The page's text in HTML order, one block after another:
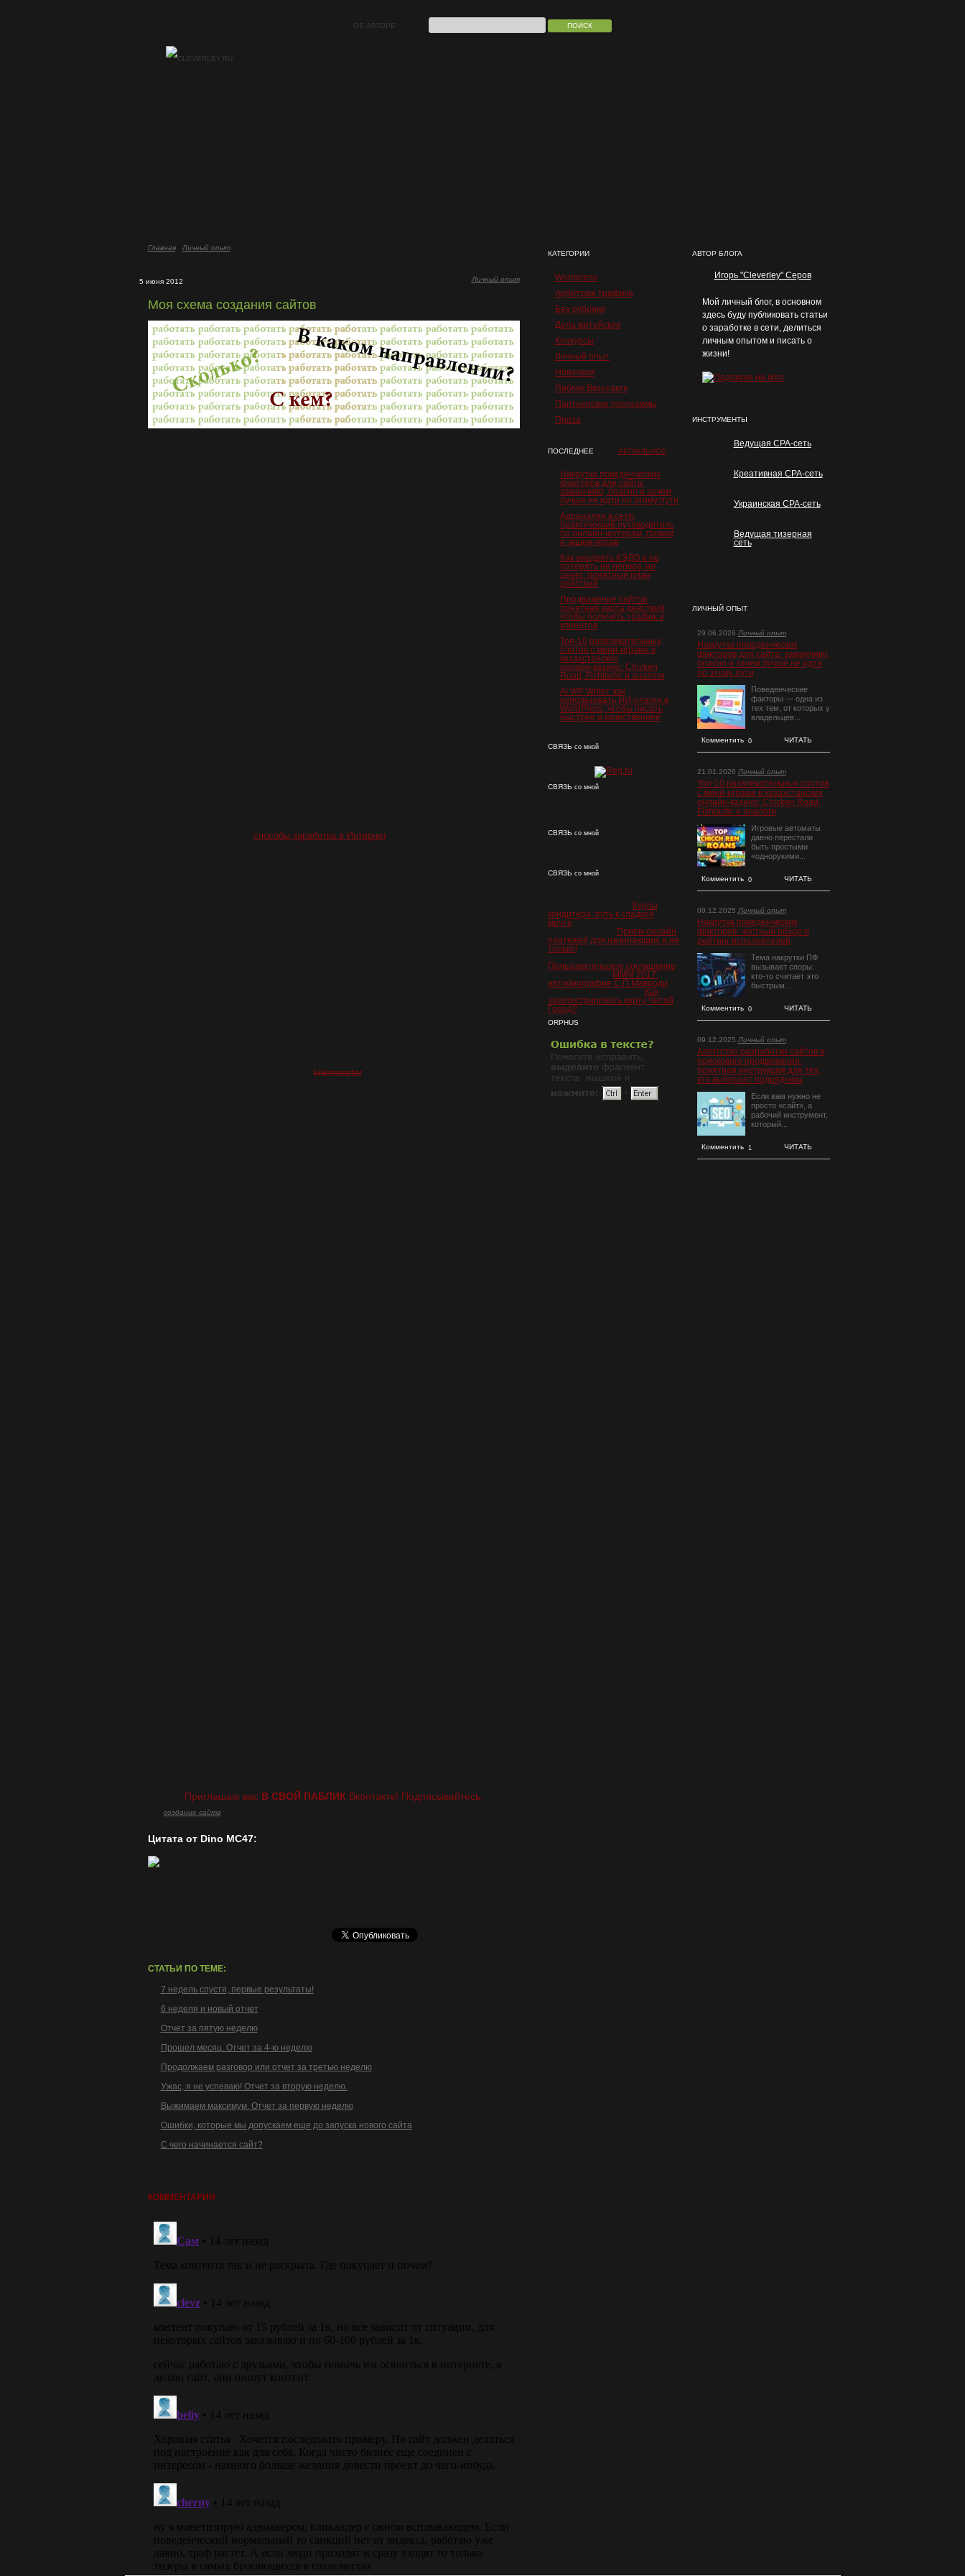
ОБ АВТОРЕ
Главная/ Личный опыт/ Моя схема создания сайтов
5 июня 2012 Личный опыт
Моя схема создания сайтов
способы заработка в Интернет, то картина становиться
контекст, платные архивы (ссылки —linkmonster) или же сайт под партнерку вроде
Приглашаю вас В СВОЙ ПАБЛИК Вконтакте! Подписывайтесь.
создание сайта
Цитата от Dino MC47:
СТАТЬИ ПО ТЕМЕ:
7 недель спустя, первые результаты!
6 неделя и новый отчет
Отчет за пятую неделю
Прошел месяц. Отчет за 4-ю неделю
Продолжаем разговор или отчет за третью неделю
Ужас, я не успеваю! Отчет за вторую неделю.
Выжимаем максимум. Отчет за первую неделю
Ошибки, которые мы допускаем еще до запуска нового сайта
С чего начинается сайт?
КОММЕНТАРИИ
КАТЕГОРИИ
Wordpress
Арбитраж трафика
Без рубрики
Дела житейские
Конкурсы
Личный опыт
Новичкам
Паблик Вконтакте
Партнерские программы
Проза
ПОСЛЕДНЕЕ АКТУАЛЬНОЕ
Накрутка поведенческих
факторов для сайта:
заманчиво, опасно и зачем
лучше не идти по этому пути
Адреналин в сети:
практический путеводитель
по онлайн-шутерам, гонкам
и экшен-играм
Как внедрить КЭДО и не
потерять ни нервов, ни
денег: понятный план
действий
Продвижение сайтов:
понятная карта действий,
чтобы получить трафик и
клиентов
Топ‑10 развлекательных
слотов с мини‑играми в
казахстанских
онлайн‑казино: Chicken
Road, Fishtastic и аналоги
AI WP Writer: как
использовать ИИ-плагин в
WordPress, чтобы писать
быстрее и качественнее
СВЯЗЬ со мной
СВЯЗЬ со мной
СВЯЗЬ со мной
СВЯЗЬ со мной
Курсы
кондитера: путь к сладкой
мечте
Прием онлайн
платежей для начинающих и не
только!
Пользовательское соглашение
МММ 2017:
автобиография С.П.Мавроди
Как
зарегистрировать карту Читай
Город?
ORPHUS
АВТОР БЛОГА
Игорь "Cleverley" Серов
Мой личный блог, в основном
здесь буду публиковать статьи
о заработке в сети, делиться
личным опытом и писать о
жизни!
ИНСТРУМЕНТЫ
Ведущая CPA-сеть
Креативная CPA-сеть
Украинская CPA-сеть
Ведущая тизерная
сеть
ЛИЧНЫЙ ОПЫТ
29.06.2026 Личный опыт
Накрутка поведенческих
факторов для сайта: заманчиво,
опасно и зачем лучше не идти
по этому пути
Поведенческие
факторы — одна из
тех тем, от которых у
владельцев...
ЧИТАТЬ
Комментить 0
21.01.2026 Личный опыт
Топ‑10 развлекательных слотов
с мини‑играми в казахстанских
онлайн‑казино: Chicken Road,
Fishtastic и аналоги
Игровые автоматы
давно перестали
быть простыми
«однорукими...
ЧИТАТЬ
Комментить 0
09.12.2025 Личный опыт
Накрутка поведенческих
факторов: честный обзор и
рейтинг исполнителей
Тема накрутки ПФ
вызывает споры:
кто-то считает это
быстрым...
ЧИТАТЬ
Комментить 0
09.12.2025 Личный опыт
Агентство разработки сайтов и
поискового продвижения:
понятная инструкция для тех,
кто выбирает подрядчика
Если вам нужно не
просто «сайт», а
рабочий инструмент,
который...
ЧИТАТЬ
Комментить 1